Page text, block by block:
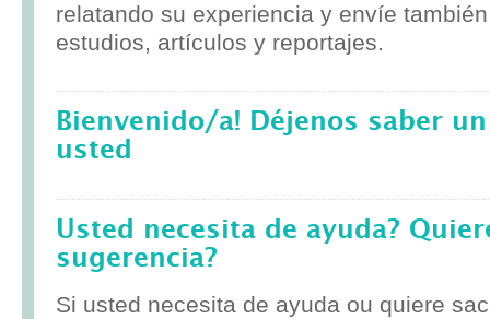
relatando su experiencia y envíe
estudios, artículos y reportajes.
Bienvenido/a! Déjenos saber
usted
Usted necesita de ayuda?
sugerencia?
Si usted necesita de ayuda ou quiere